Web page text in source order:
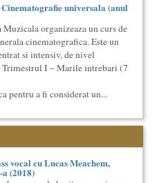
care va sustine
Societatii Muzicale din 23
Maicanescu
show cu Simona
in romana; Spectacolul de
cartii O bucatarie
Noul Cinema Romanes...
I)
universala (anul
Muzicala organizeaza un curs de
cinematografica. Este un
si intensiv, de nivel
Trimestrul I – Marile intrebari (7
pentru a fi considerat un...
vocal cu Lucas Meachem,
(2018)